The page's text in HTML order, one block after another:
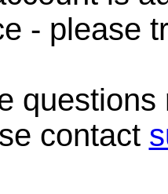
- please
contact